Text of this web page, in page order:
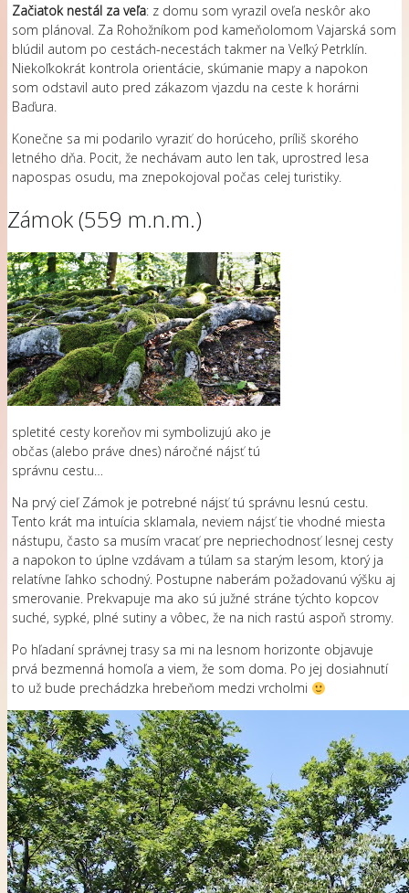
Začiatok nestál za veľa: z domu som vyrazil oveľa neskôr ako
som plánoval. Za Rohožníkom pod kameňolomom Vajarská som
blúdil autom po cestách-necestách takmer na Veľký Petrklín.
Niekoľkokrát kontrola orientácie, skúmanie mapy a napokon
som odstavil auto pred zákazom vjazdu na ceste k horárni
Baďura.
Konečne sa mi podarilo vyraziť do horúceho, príliš skorého
letného dňa. Pocit, že nechávam auto len tak, uprostred lesa
napospas osudu, ma znepokojoval počas celej turistiky.
Zámok (559 m.n.m.)
spletité cesty koreňov mi symbolizujú ako je
občas (alebo práve dnes) náročné nájsť tú
správnu cestu…
Na prvý cieľ Zámok je potrebné nájsť tú správnu lesnú cestu.
Tento krát ma intuícia sklamala, neviem nájsť tie vhodné miesta
nástupu, často sa musím vracať pre nepriechodnosť lesnej cesty
a napokon to úplne vzdávam a túlam sa starým lesom, ktorý ja
relatívne ľahko schodný. Postupne naberám požadovanú výšku aj
smerovanie. Prekvapuje ma ako sú južné stráne týchto kopcov
suché, sypké, plné sutiny a vôbec, že na nich rastú aspoň stromy.
Po hľadaní správnej trasy sa mi na lesnom horizonte objavuje
prvá bezmenná homoľa a viem, že som doma. Po jej dosiahnutí
to už bude prechádzka hrebeňom medzi vrcholmi